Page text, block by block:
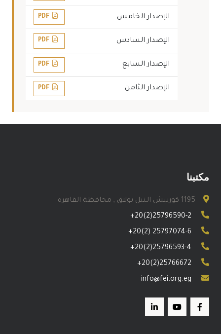
الإصدار الخامس
الإصدار السادس
الإصدار السابع
الإصدار الثامن
مكتبنا
1195 كورنيش النيل بولاق , محافظة القاهره
+20(2)25796590-2
+20(2) 25797074-6
+20(2)25796593-4
+20(2)25766672
info@fei.org.eg